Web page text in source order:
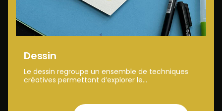
Dessin
Le dessin regroupe un ensemble de techniques
créatives permettant d’explorer le...